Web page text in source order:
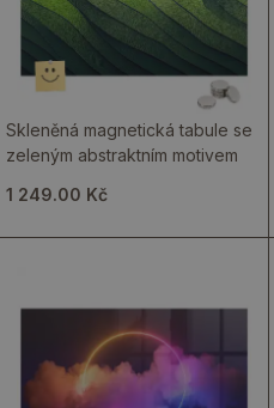
Skleněná magnetická tabule se
zeleným abstraktním motivem
1 249.00 Kč